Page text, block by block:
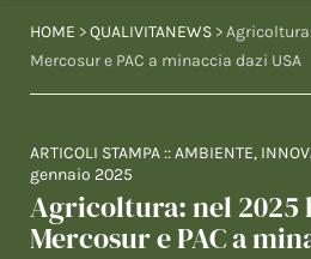
HOME >QUALIVITANEWS >
Mercosur e PAC a minaccia dazi USA
ARTICOLI STAMPA ::AMBIENTE,
gennaio 2025
Agricoltura: nel 2025
Mercosur e PAC a